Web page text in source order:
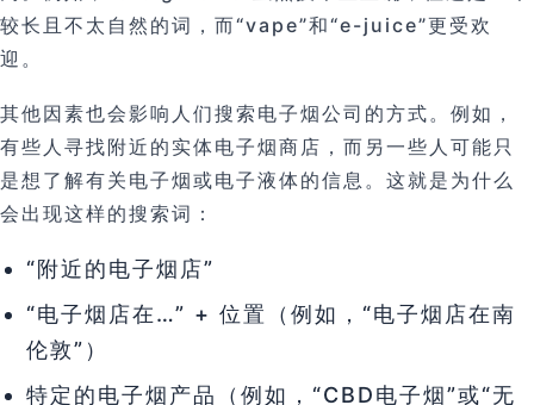
较长且不太自然的词，而“vape”和“e-juice”更受欢
迎。
其他因素也会影响人们搜索电子烟公司的方式。例如，
有些人寻找附近的实体电子烟商店，而另一些人可能只
是想了解有关电子烟或电子液体的信息。这就是为什么
会出现这样的搜索词：
“附近的电子烟店”
“电子烟店在…” + 位置（例如，“电子烟店在南
伦敦”）
特定的电子烟产品（例如，“CBD电子烟”或“无